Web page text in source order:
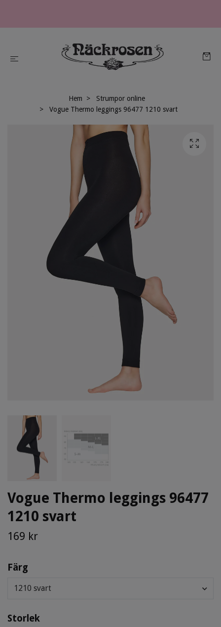
Hem
Strumpor online
Vogue Thermo leggings 96477 1210 svart
Vogue Thermo leggings 96477
1210 svart
169 kr
Färg
1210 svart
Storlek